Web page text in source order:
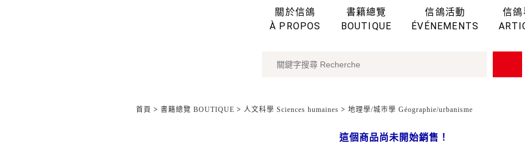
關於信鴿
À PROPOS
書籍總覽
BOUTIQUE
信鴿活動
ÉVÉNEMENTS
信鴿
首頁 > 書籍總覽 BOUTIQUE > 人文科學 Sciences humaines > 地理學/城市學 Géographie/urbanisme
這個商品尚未開始銷售！